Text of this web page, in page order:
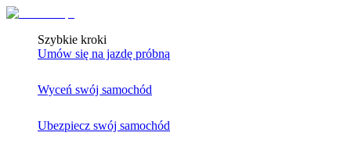
Szybkie kroki
Umów się na jazdę próbną
Wyceń swój samochód
Ubezpiecz swój samochód